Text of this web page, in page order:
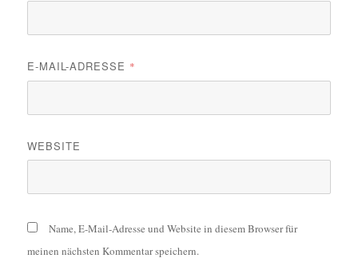
E-MAIL-ADRESSE *
WEBSITE
Name, E-Mail-Adresse und Website in diesem Browser für
meinen nächsten Kommentar speichern.